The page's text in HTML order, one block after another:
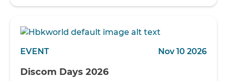
EVENT Nov 10 2026
Discom Days 2026